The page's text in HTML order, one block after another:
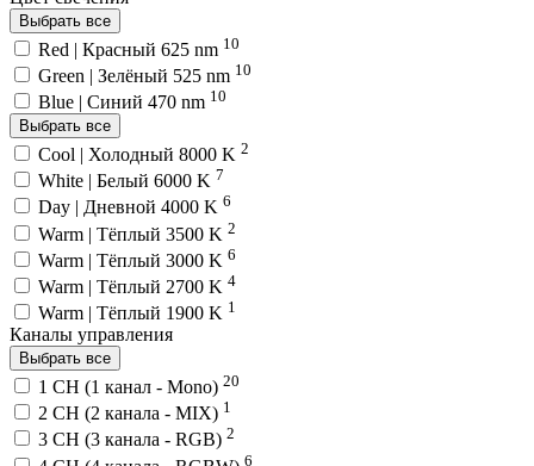
Выбрать все
Red | Красный 625 nm 10
Green | Зелёный 525 nm 10
Blue | Синий 470 nm 10
Выбрать все
Cool | Холодный 8000 K 2
White | Белый 6000 K 7
Day | Дневной 4000 K 6
Warm | Тёплый 3500 K 2
Warm | Тёплый 3000 K 6
Warm | Тёплый 2700 K 4
Warm | Тёплый 1900 K 1
Каналы управления
Выбрать все
1 CH (1 канал - Mono) 20
2 CH (2 канала - MIX) 1
3 CH (3 канала - RGB) 2
6